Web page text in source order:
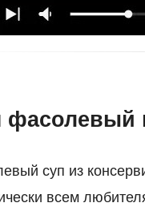
фасолевый
суп из
всем